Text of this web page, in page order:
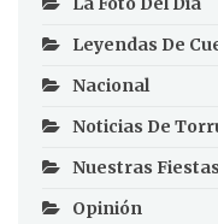
Leyendas De
Nacional
Noticias De
Nuestras Fiestas
Opinión